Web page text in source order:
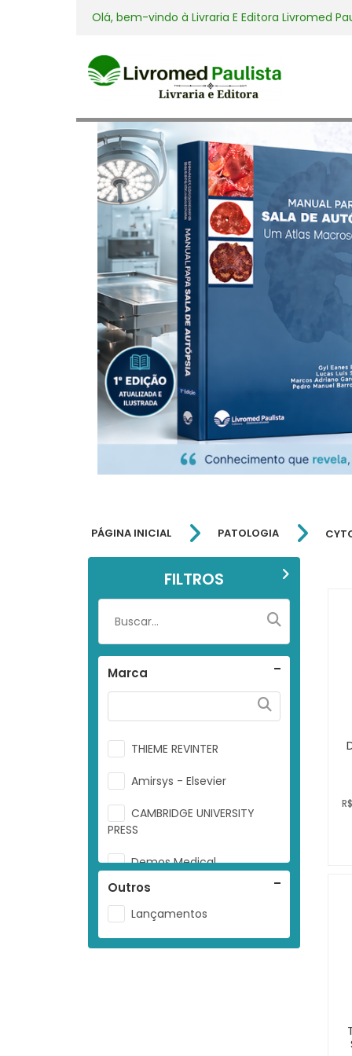
Olá, bem-vindo à Livraria E Editora Livromed
PÁGINA INICIAL PATOLOGIA
FILTROS
Marca
THIEME REVINTER
Amirsys - Elsevier
CAMBRIDGE UNIVERSITY
PRESS
Demos Medical
Elsevier
Innovative Pathology Press
Outros
Lançamentos